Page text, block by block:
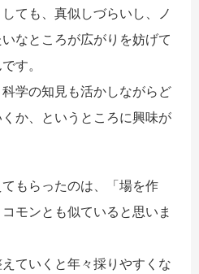
ても、真似しづらいし、ノ
なところが広がりを妨げて
す。
学の知見も活かしながらど
か、というところに興味が
もらったのは、「場を作
モンとも似ていると思いま
ていくと年々採りやすくな